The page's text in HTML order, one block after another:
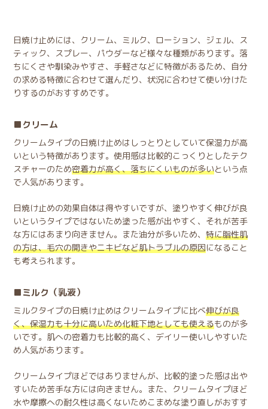
日焼け止めには、クリーム、ミルク、ローション、ジェル、ス
ティック、スプレー、パウダーなど様々な種類があります。落
ちにくさや馴染みやすさ、手軽さなどに特徴があるため、自分
の求める特徴に合わせて選んだり、状況に合わせて使い分けた
りするのがおすすめです。
クリーム
クリームタイプの日焼け止めはしっとりとしていて保湿力が高
いという特徴があります。使用感は比較的こっくりとしたテク
スチャーのため密着力が高く、落ちにくいものが多いという点
で人気があります。
日焼け止めの効果自体は得やすいですが、塗りやすく伸びが良
いというタイプではないため塗った感が出やすく、それが苦手
な方にはあまり向きません。また油分が多いため、特に脂性肌
の方は、毛穴の開きやニキビなど肌トラブルの原因になること
も考えられます。
ミルク（乳液）
ミルクタイプの日焼け止めはクリームタイプに比べ伸びが良
く、保湿力も十分に高いため化粧下地としても使えるものが多
いです。肌への密着力も比較的高く、デイリー使いしやすいた
め人気があります。
クリームタイプほどではありませんが、比較的塗った感は出や
すいため苦手な方には向きません。また、クリームタイプほど
水や摩擦への耐久性は高くないためこまめな塗り直しがおすす